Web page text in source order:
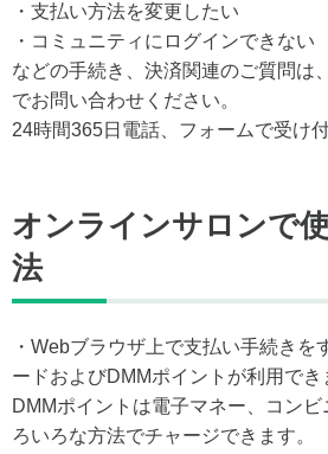
・支払い方法を変更したい
・コミュニティにログインできない
などの手続き、決済関連のご質問は、
でお問い合わせください。
24時間365日電話、フォームで受け
オンラインサロンで
法
・Webブラウザ上で支払い手続きを
ードおよびDMMポイントが利用でき
DMMポイントは電子マネー、コン
ろいろな方法でチャージできます。